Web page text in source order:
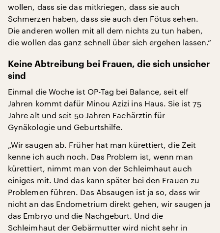
wollen, dass sie das mitkriegen, dass sie auch
Schmerzen haben, dass sie auch den Fötus sehen.
Die anderen wollen mit all dem nichts zu tun haben,
die wollen das ganz schnell über sich ergehen lassen.“
Keine Abtreibung bei Frauen, die sich unsicher
sind
Einmal die Woche ist OP-Tag bei Balance, seit elf
Jahren kommt dafür Minou Azizi ins Haus. Sie ist 75
Jahre alt und seit 50 Jahren Fachärztin für
Gynäkologie und Geburtshilfe.
„Wir saugen ab. Früher hat man kürettiert, die Zeit
kenne ich auch noch. Das Problem ist, wenn man
kürettiert, nimmt man von der Schleimhaut auch
einiges mit. Und das kann später bei den Frauen zu
Problemen führen. Das Absaugen ist ja so, dass wir
nicht an das Endometrium direkt gehen, wir saugen ja
das Embryo und die Nachgeburt. Und die
Schleimhaut der Gebärmutter wird nicht sehr in